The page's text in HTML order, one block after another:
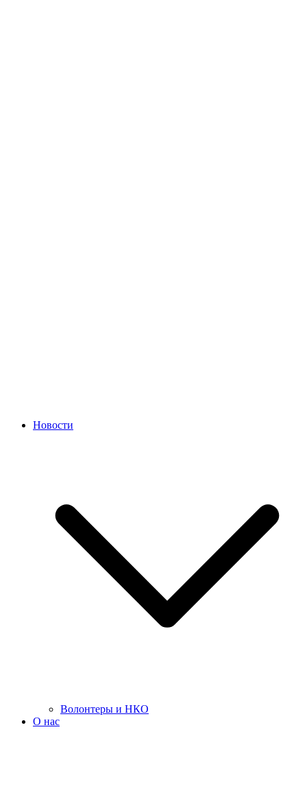
Новости
Волонтеры и НКО
О нас